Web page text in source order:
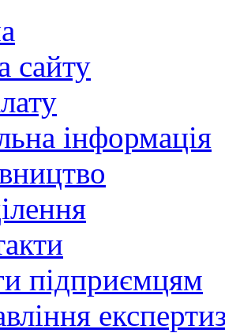
сайту
інформація
підприємцям